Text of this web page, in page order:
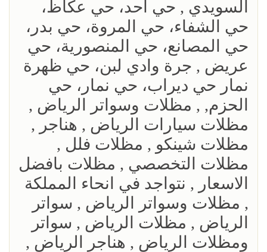
السويدي , حي أحد، حي عكاظ،
حي الشفاء، حي المروة، حي بدر،
حي المصانع، حي المنصورية، حي
عريض , جرة وادي لبن، حي ظهرة
نمار حي ديراب، حي نمار، حي
الحزم, , مظلات وسواتر الرياض ,
مظلات سيارات الرياض , هناجر ,
مظلات شينكو , مظلات فلل ,
مظلات التخصصي , مظلات بافضل
الاسعار , نتواجد في انحاء المملكة
, مظلات وسواتر الرياض , سواتر
الرياض , مظلات الرياض , سواتر
ومظلات الرياض , هناجر الرياض ,